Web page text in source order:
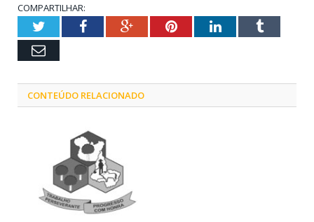
COMPARTILHAR:
TwitterFacebookGoogle+PinterestLinkedInTumblr
Email
CONTEÚDO RELACIONADO